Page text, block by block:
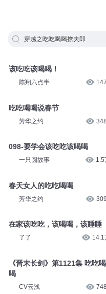
穿越之吃吃喝喝撩夫郎
该吃吃该喝喝！
陈翔六点半
吃吃喝喝说春节
芳华之约
098-要学会该吃吃该喝喝
一只圆故事 1.5
春天女人的吃吃喝喝
芳华之约
在家该吃吃，该喝喝，该睡睡
了了 14.1
《晋末长剑》第1121集 吃吃喝
喝
CV云浅